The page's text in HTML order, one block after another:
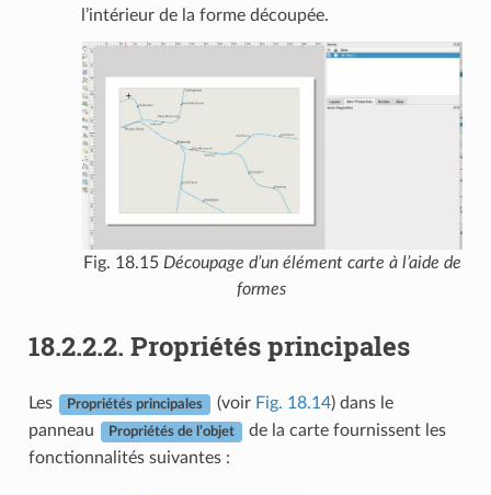
l’intérieur de la forme découpée.
Fig. 18.15 Découpage d’un élément carte à l’aide de
formes
18.2.2.2. Propriétés principales
Les Propriétés principales (voir Fig. 18.14) dans le
panneau
Propriétés de l’objet
de la carte fournissent les
fonctionnalités suivantes :